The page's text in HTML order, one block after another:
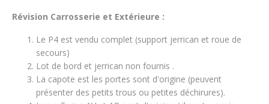
Révision Carrosserie et Extérieure :
Le P4 est vendu complet (support jerrican et roue de
secours)
Lot de bord et jerrican non fournis .
La capote est les portes sont d'origine (peuvent
présenter des petits trous ou petites déchirures).